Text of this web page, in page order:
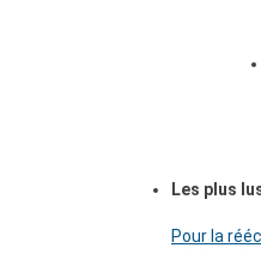
Les plus
Pour la